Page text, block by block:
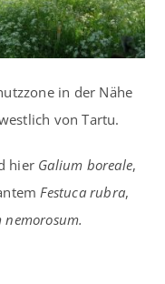
in der Nähe
von Tartu.
hier Galium boreale,
Festuca rubra,